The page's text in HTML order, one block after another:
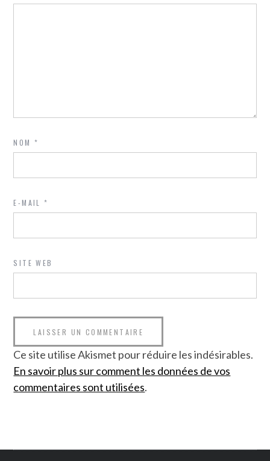
NOM*
E-MAIL*
SITE WEB
Ce site utilise Akismet pour réduire les indésirables.
En savoir plus sur comment les données de vos
commentaires sont utilisées.